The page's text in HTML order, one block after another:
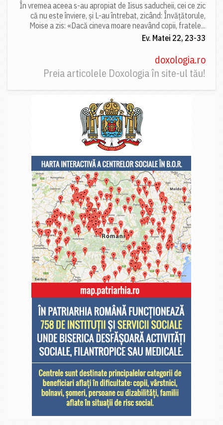
În vremea aceea s-au apropiat de Iisus saducheii, cei ce zic
că nu este înviere, și L-au întrebat, zicând: Învățătorule,
Moise a zis: «Dacă cineva moare neavând copii, fratele...
Ev. Matei 22, 23-33
doxologia.ro
Preia articolele Doxologia în site-ul tău!